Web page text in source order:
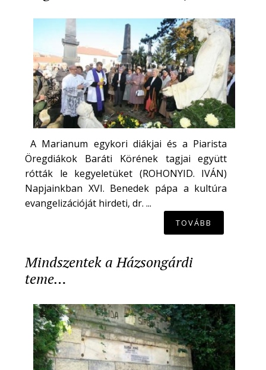
A Marianum egykori diákjai és a Piarista
Öregdiákok Baráti Körének tagjai együtt
rótták le kegyeletüket (ROHONYID. IVÁN)
Napjainkban XVI. Benedek pápa a kultúra
evangelizációját hirdeti, dr. ...
TOVÁBB
Mindszentek a Házsongárdi
teme…